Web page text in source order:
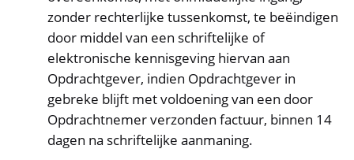
zonder rechterlijke tussenkomst, te beëindigen
door middel van een schriftelijke of
elektronische kennisgeving hiervan aan
Opdrachtgever, indien Opdrachtgever in
gebreke blijft met voldoening van een door
Opdrachtnemer verzonden factuur, binnen 14
dagen na schriftelijke aanmaning.